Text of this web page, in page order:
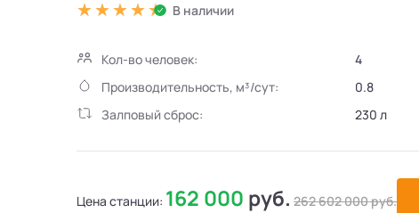
В наличии
Кол-во человек:
4
Производительность, м³/сут:
0.8
Залповый сброс:
230 л
Цена станции: 162 000 руб. 262 602 000руб.